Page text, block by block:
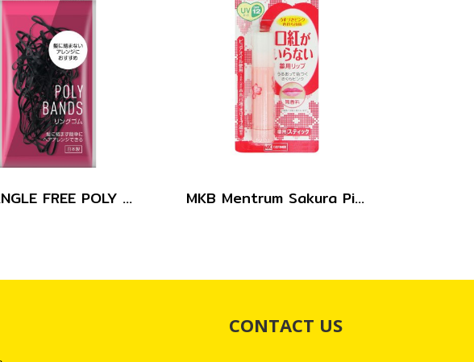
MK TANGLE FREE POLY BANDS (BLACK) 4.5 g MKB Mentrum Sakura Pink Lip SPF12 3.5g.
CONTACT US